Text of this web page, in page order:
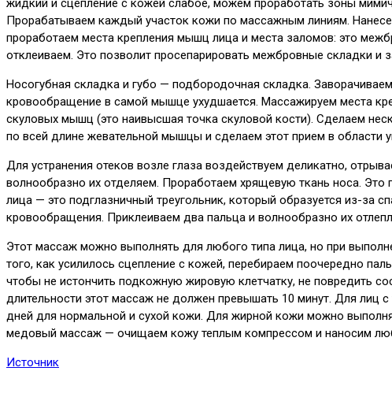
жидкий и сцепление с кожей слабое, можем проработать зоны
Прорабатываем каждый участок кожи по массажным линиям.
проработаем места крепления мышц лица и места заломов: это
отклеиваем. Это позволит просепарировать межбровные складки
Носогубная складка и губо — подбородочная складка.
кровообращение в самой мышце ухудшается. Массажируем места
скуловых мышц (это наивысшая точка скуловой кости). Сделаем
по всей длине жевательной мышцы и сделаем этот прием в области
Для устранения отеков возле глаза воздействуем деликатно,
волнообразно их отделяем. Проработаем хрящевую ткань носа. Это
лица — это подглазничный треугольник, который образуется из-за
кровообращения. Приклеиваем два пальца и волнообразно их
Этот массаж можно выполнять для любого типа лица, но при
того, как усилилось сцепление с кожей, перебираем поочередно
чтобы не истончить подкожную жировую клетчатку, не повредить
длительности этот массаж не должен превышать 10 минут. Для лиц
дней для нормальной и сухой кожи. Для жирной кожи можно
медовый массаж — очищаем кожу теплым компрессом и наносим
Источник